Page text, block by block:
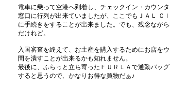
電車に乗って空港へ到着し、チェックイン・カウンタ
窓口に行列が出来ていましたが、ここでもＪＡＬ Ｃ
に手続きをすることが出来ました。でも、残念なが
だけれど。
入国審査を終えて、お土産を購入するためにお店を
間を潰すことが出来るかも知れません。
最後に、ふらっと立ち寄ったＦＵＲＬＡで通勤バッ
すると思うので、かなりお得な買物だぁ♪